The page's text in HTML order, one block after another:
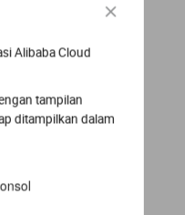
Alibaba Cloud
tampilan
ditampilkan dalam